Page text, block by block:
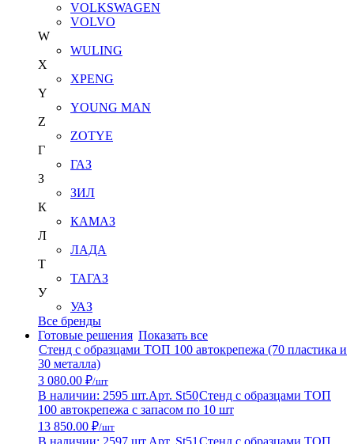
VOLKSWAGEN
VOLVO
W
WULING
X
XPENG
Y
YOUNG MAN
Z
ZOTYE
Г
ГАЗ
З
ЗИЛ
К
КАМАЗ
Л
ЛАДА
Т
ТАГАЗ
У
УАЗ
Все бренды
Готовые решения Показать все
Стенд с образцами ТОП 100 автокрепежа (70 пластика и
30 металла)
3 080.00 ₽/шт
В наличии: 2595 шт.Арт. St50Стенд с образцами ТОП
100 автокрепежа с запасом по 10 шт
13 850.00 ₽/шт
В наличии: 2597 шт.Арт. St51 Стенд с образцами ТОП